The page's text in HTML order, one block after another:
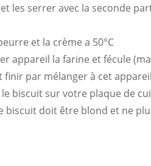
les serrer avec la seconde
et la crème a 50°C
appareil la farine et fécule
finir par mélanger à cet
biscuit sur votre plaque de
biscuit doit être blond et ne